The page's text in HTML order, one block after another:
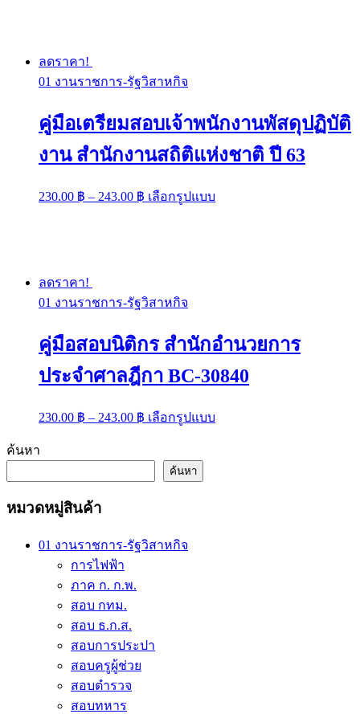
product
page
ลดราคา!
01 งานราชการ-รัฐวิสาหกิจ
คู่มือเตรียมสอบเจ้าพนักงานพัสดุปฏิบัติ
งาน สำนักงานสถิติแห่งชาติ ปี 63
230.00 ฿ – 243.00 ฿ Price
range:
เลือกรูปแบบ
product
on
the
page
ลดราคา!
01 งานราชการ-รัฐวิสาหกิจ
คู่มือสอบนิติกร สำนักอำนวยการ
ประจำศาลฎีกา BC-30840
230.00 ฿ – 243.00 ฿ Price
range:
through
243.00 ฿
เลือกรูปแบบ
product
ค้นหา
ค้นหา
หมวดหมู่สินค้า
01 งานราชการ-รัฐวิสาหกิจ
การไฟฟ้า
ภาค ก. ก.พ.
สอบ กทม.
สอบ ธ.ก.ส.
สอบการประปา
สอบครูผู้ช่วย
สอบตำรวจ
สอบทหาร